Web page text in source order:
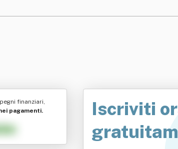
finanziari,
pagamenti.
Iscriviti